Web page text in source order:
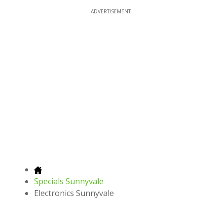
ADVERTISEMENT
Specials Sunnyvale
Electronics Sunnyvale